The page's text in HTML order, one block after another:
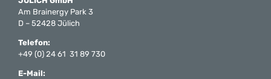
Am Brainergy Park 3
D – 52428 Jülich
Telefon:
+49 (0) 24 61 31 89 730
E-Mail: